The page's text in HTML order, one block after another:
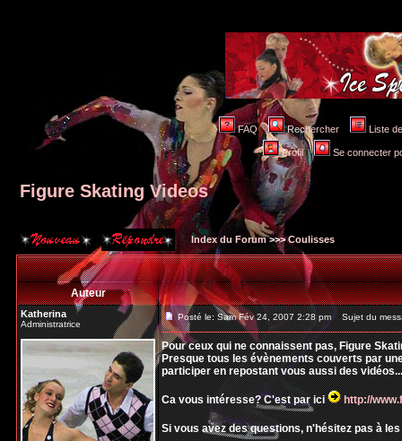
FAQ Rechercher Liste
Profil Se connecter
Figure Skating Videos
Index du Forum>>>Coulisses
Auteur
Katherina
Administratrice
Posté le: Sam Fév 24, 2007 2:28 pm Sujet du
Pour ceux qui ne connaissent pas, Figure
Presque tous les évènements couverts par
participer en repostant vous aussi des vidéos...
Ca vous intéresse? C'est par ici http://
Si vous avez des questions, n'hésitez pas à